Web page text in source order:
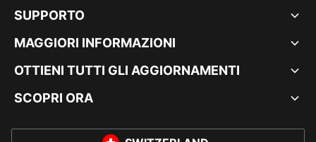
SUPPORTO
MAGGIORI INFORMAZIONI
OTTIENI TUTTI GLI AGGIORNAMENTI
SCOPRI ORA